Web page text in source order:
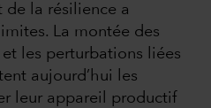
de la résilience a
La montée des
les perturbations liées
aujourd’hui les
leur appareil productif